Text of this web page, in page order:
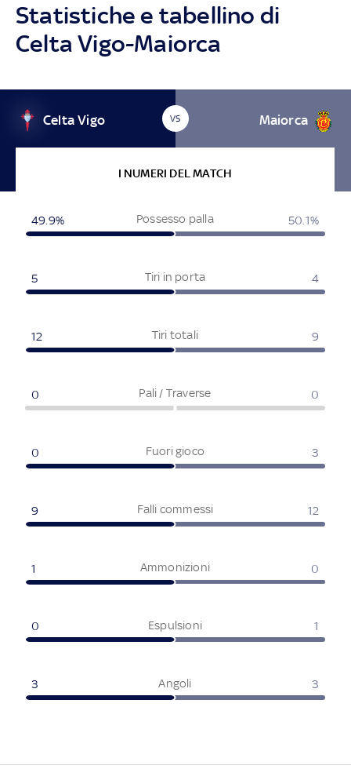
Statistiche e tabellino di
Celta Vigo-Maiorca
Celta Vigo VS Maiorca
I NUMERI DEL MATCH
Possesso palla
49.9% 50.1%
Tiri in porta
5 4
Tiri totali
12 9
Pali / Traverse
0 0
Fuori gioco
0 3
Falli commessi
9 12
Ammonizioni
1 0
Espulsioni
0 1
Angoli
3 3